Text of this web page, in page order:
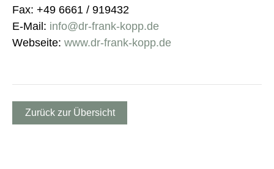
Fax: +49 6661 / 919432
E-Mail: info@dr-frank-kopp.de
Webseite: www.dr-frank-kopp.de
Zurück zur Übersicht